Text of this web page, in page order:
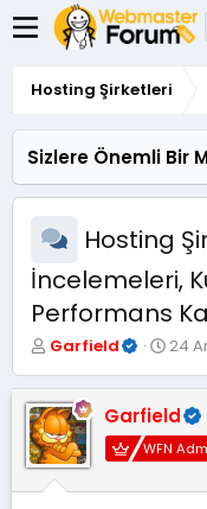
Hosting Şirketleri
Sizlere Önemli Bir
Hosting
İncelemeleri,
Performans
K
u
y
u
B
Garfield
B
l
a
n
ı
24
Garfield
WFN